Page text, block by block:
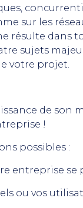
sur les
résulte dans
sujets
votre projet.
de son
!
possibles :
entreprise se
ou vos